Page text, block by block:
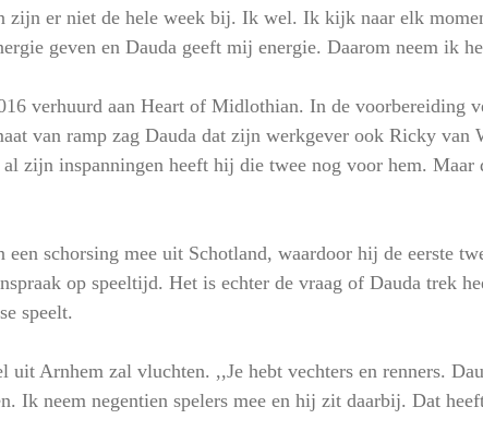
zijn er niet de hele week bij. Ik wel. Ik kijk naar elk
geven en Dauda geeft mij energie. Daarom neem ik
verhuurd aan Heart of Midlothian. In de voorbereiding
van ramp zag Dauda dat zijn werkgever ook Ricky van
zijn inspanningen heeft hij die twee nog voor hem. Maar
schorsing mee uit Schotland, waardoor hij de eerste
op speeltijd. Het is echter de vraag of Dauda trek
speelt.
uit Arnhem zal vluchten. ,,Je hebt vechters en renners.
Ik neem negentien spelers mee en hij zit daarbij. Dat